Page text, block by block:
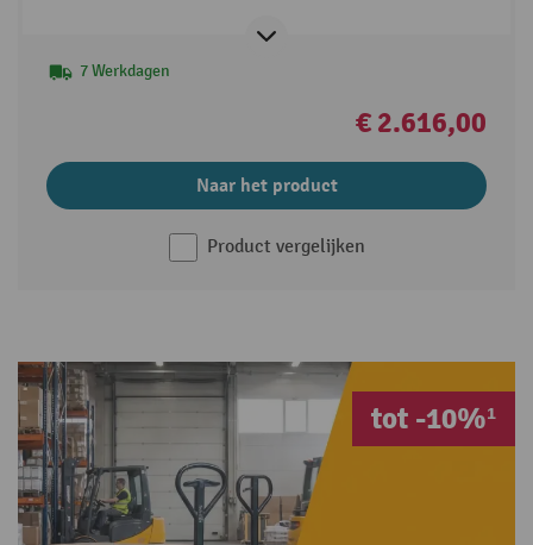
7 Werkdagen
€ 2.616,00
Naar het product
Product vergelijken
tot -10%¹